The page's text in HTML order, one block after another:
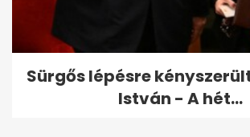
Sürgős lépésre
István - A hét...